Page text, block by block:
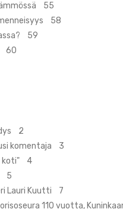
55
58
59
60
2
komentaja 3
koti" 4
5
Lauri Kuutti 7
110 vuotta,